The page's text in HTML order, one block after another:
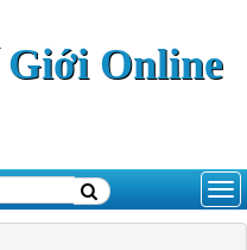
Online